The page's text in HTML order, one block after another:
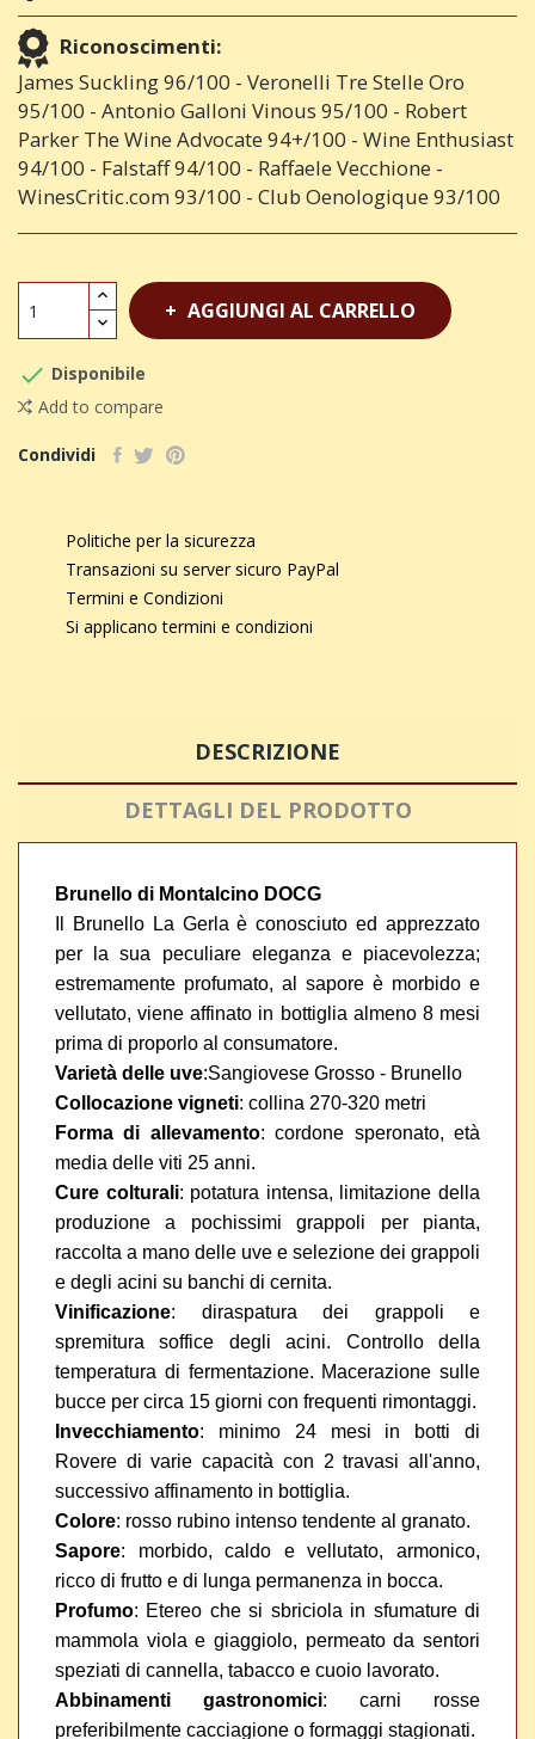
Riconoscimenti:
James Suckling 96/100 - Veronelli Tre Stelle Oro
95/100 - Antonio Galloni Vinous 95/100 - Robert
Parker The Wine Advocate 94+/100 - Wine Enthusiast
94/100 - Falstaff 94/100 - Raffaele Vecchione -
WinesCritic.com 93/100 - Club Oenologique 93/100
AGGIUNGI AL CARRELLO
 Disponibile
Add to compare
Condividi
Politiche per la sicurezza
Transazioni su server sicuro PayPal
Termini e Condizioni
Si applicano termini e condizioni
DESCRIZIONE
DETTAGLI DEL PRODOTTO
Brunello di Montalcino DOCG
Il Brunello La Gerla è conosciuto ed apprezzato
per la sua peculiare eleganza e piacevolezza;
estremamente profumato, al sapore è morbido e
vellutato, viene affinato in bottiglia almeno 8 mesi
prima di proporlo al consumatore.
Varietà delle uve:Sangiovese Grosso - Brunello
Collocazione vigneti: collina 270-320 metri
Forma di allevamento: cordone speronato, età
media delle viti 25 anni.
Cure colturali: potatura intensa, limitazione della
produzione a pochissimi grappoli per pianta,
raccolta a mano delle uve e selezione dei grappoli
e degli acini su banchi di cernita.
Vinificazione: diraspatura dei grappoli e
spremitura soffice degli acini. Controllo della
temperatura di fermentazione. Macerazione sulle
bucce per circa 15 giorni con frequenti rimontaggi.
Invecchiamento: minimo 24 mesi in botti di
Rovere di varie capacità con 2 travasi all'anno,
successivo affinamento in bottiglia.
Colore: rosso rubino intenso tendente al granato.
Sapore: morbido, caldo e vellutato, armonico,
ricco di frutto e di lunga permanenza in bocca.
Profumo: Etereo che si sbriciola in sfumature di
mammola viola e giaggiolo, permeato da sentori
speziati di cannella, tabacco e cuoio lavorato.
Abbinamenti gastronomici: carni rosse
preferibilmente cacciagione o formaggi stagionati.